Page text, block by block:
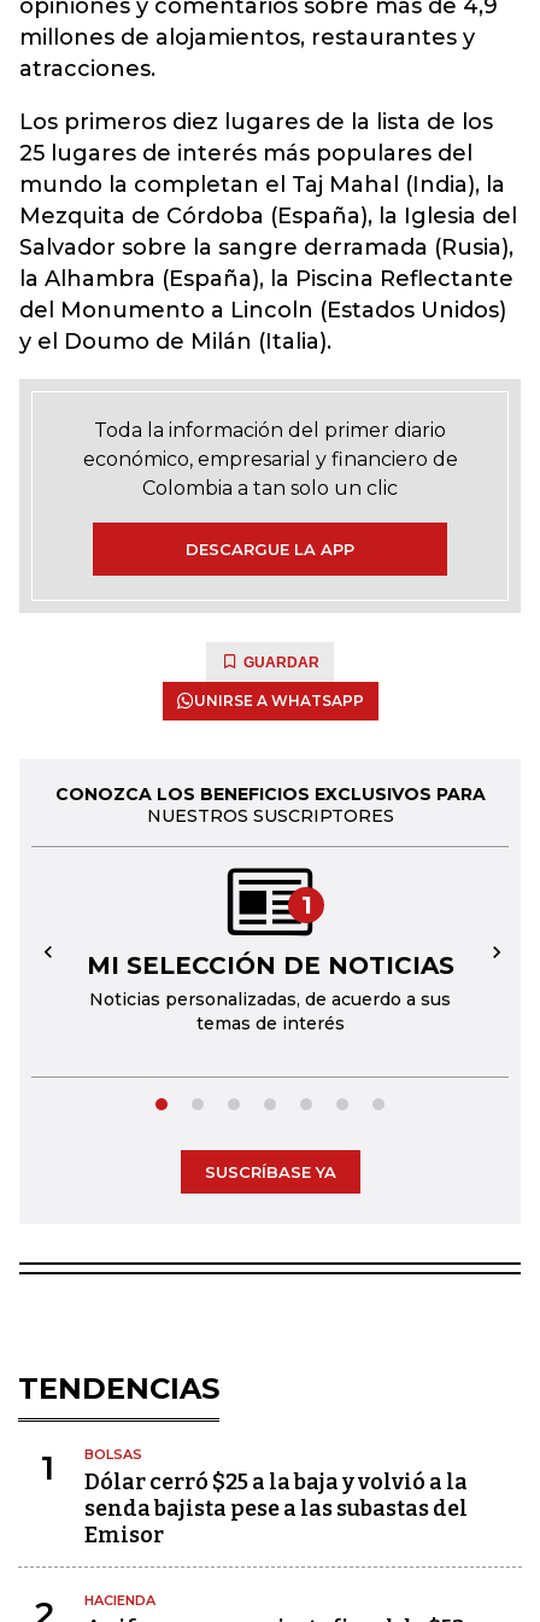
opiniones y comentarios sobre más de 4,9
millones de alojamientos, restaurantes y
atracciones.
Los primeros diez lugares de la lista de los
25 lugares de interés más populares del
mundo la completan el Taj Mahal (India), la
Mezquita de Córdoba (España), la Iglesia del
Salvador sobre la sangre derramada (Rusia),
la Alhambra (España), la Piscina Reflectante
del Monumento a Lincoln (Estados Unidos)
y el Doumo de Milán (Italia).
Toda la información del primer diario
económico, empresarial y financiero de
Colombia a tan solo un clic
DESCARGUE LA APP
GUARDAR
UNIRSE A WHATSAPP
CONOZCA LOS BENEFICIOS EXCLUSIVOS PARA
NUESTROS SUSCRIPTORES
1
MI SELECCIÓN DE NOTICIAS
Noticias personalizadas, de acuerdo a sus
temas de interés
← →
SUSCRÍBASE YA
TENDENCIAS
1 BOLSAS
Dólar cerró $25 a la baja y volvió a la
senda bajista pese a las subastas del
Emisor
2 HACIENDA